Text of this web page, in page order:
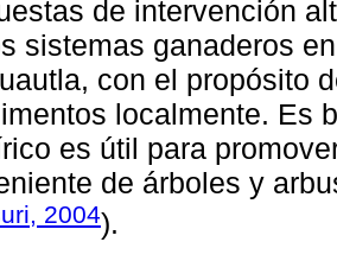
de intervención
sistemas ganaderos
con el propósito
localmente. Es
es útil para
de árboles y
2004).